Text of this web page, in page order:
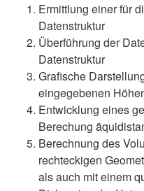
Ermittlung einer für
Datenstruktur
Überführung der
Datenstruktur
Grafische
eingegebenen
Entwicklung eines
Berechung
Berechnung des
rechteckigen
als auch mit einem